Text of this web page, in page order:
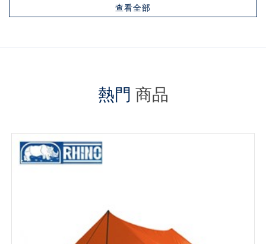
查看全部
熱門 商品